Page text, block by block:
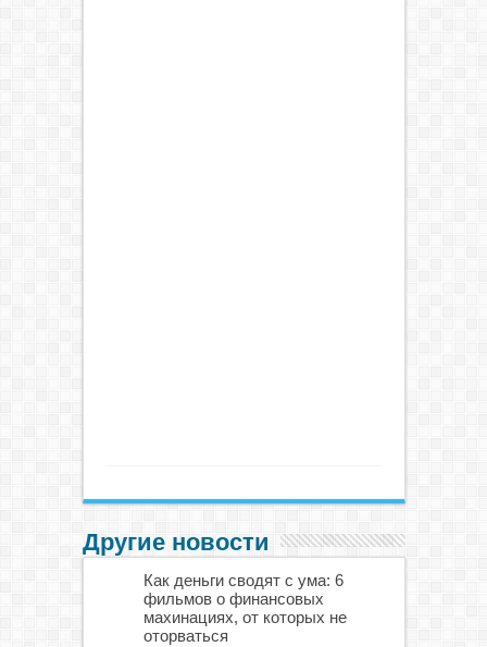
Другие новости
Как деньги сводят с ума: 6
фильмов о финансовых
махинациях, от которых не
оторваться